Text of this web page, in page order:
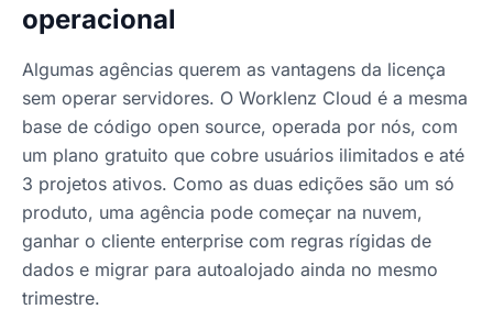
operacional
Algumas agências querem as vantagens da licença
sem operar servidores. O Worklenz Cloud é a mesma
base de código open source, operada por nós, com
um plano gratuito que cobre usuários ilimitados e até
3 projetos ativos. Como as duas edições são um só
produto, uma agência pode começar na nuvem,
ganhar o cliente enterprise com regras rígidas de
dados e migrar para autoalojado ainda no mesmo
trimestre.